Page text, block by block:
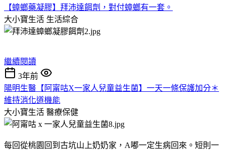
【蟑螂藥凝膠】拜沛達餌劑，對付蟑螂有一套。
大小寶生活 生活綜合
繼續閱讀
3年前
陽明生醫【阿甯咕X一家人兒童益生菌】一天一條保護加分＊
維持消化道機能
大小寶生活 醫療保健
每回從桃園回到古坑山上奶奶家，A嘟一定生病回來。短則一